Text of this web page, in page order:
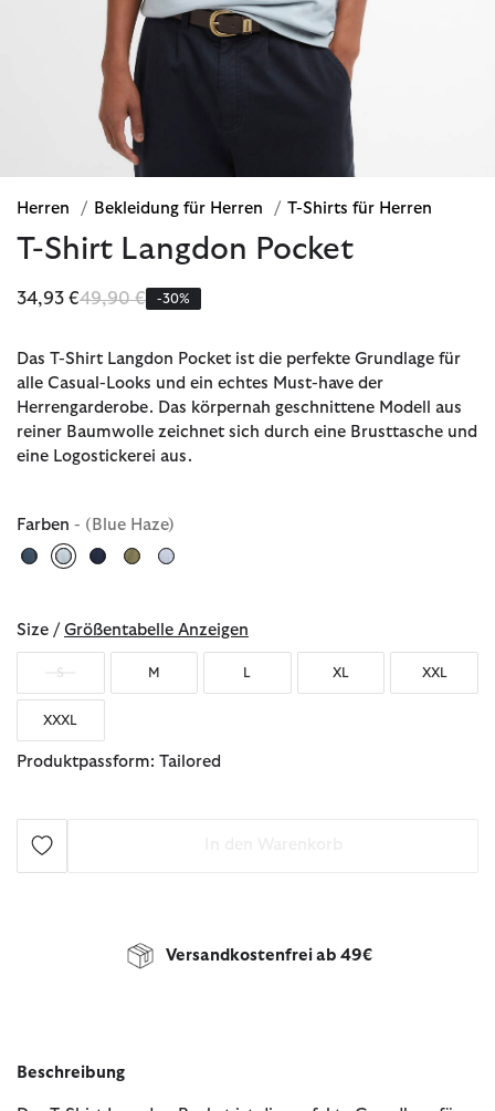
Herren / Bekleidung für Herren / T-Shirts für Herren
T-Shirt Langdon Pocket
34,93 €Reduziert von
49,90 €bis-30%
Das T-Shirt Langdon Pocket ist die perfekte Grundlage für
alle Casual-Looks und ein echtes Must-have der
Herrengarderobe. Das körpernah geschnittene Modell aus
reiner Baumwolle zeichnet sich durch eine Brusttasche und
eine Logostickerei aus.
Farben - (Blue Haze)
Size / Größentabelle Anzeigen
S M L XL XXL
XXXL
Produktpassform: Tailored
Versandkostenfrei ab 49€
Beschreibung